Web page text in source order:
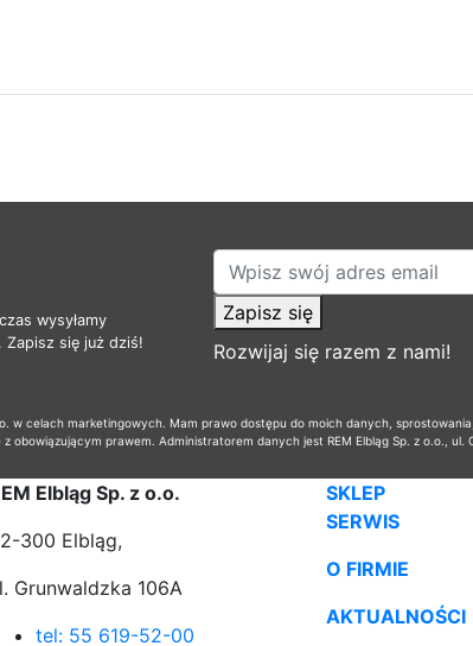
wysyłamy
się już dziś!
Zapisz się
Rozwijaj się razem z nami!
w celach marketingowych. Mam prawo dostępu do moich danych,
prawem. Administratorem danych jest REM Elbląg Sp. z o.o., ul.
Elbląg Sp. z o.o.
300 Elbląg,
Grunwaldzka 106A
tel: 55 619-52-00
SKLEP
SERWIS
O FIRMIE
AKTUALNOŚCI